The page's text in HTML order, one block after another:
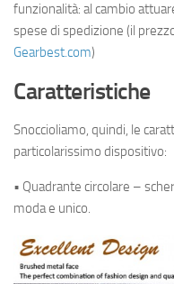
funzionalità: al cambio
spese di spedizione (il
Gearbest.com)
Caratteristiche
Snoccioliamo, quindi, le
particolarissimo dispositivo:
• Quadrante circolare –
moda e unico.